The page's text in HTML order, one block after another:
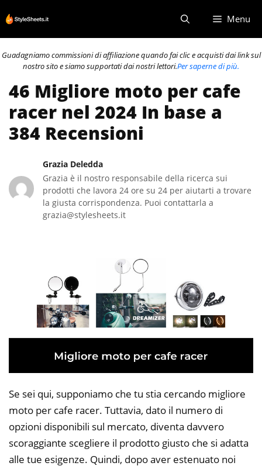
al
contenuto
Menu
Guadagniamo commissioni di affiliazione quando fai clic e acquisti dai link sul
nostro sito e siamo supportati dai nostri lettori.Per saperne di più.
46 Migliore moto per cafe
racer nel 2024 In base a
384 Recensioni
Grazia Deledda
Grazia è il nostro responsabile della ricerca sui
prodotti che lavora 24 ore su 24 per aiutarti a trovare
la giusta corrispondenza. Puoi contattarla a
grazia@stylesheets.it
Se sei qui, supponiamo che tu stia cercando migliore
moto per cafe racer. Tuttavia, dato il numero di
opzioni disponibili sul mercato, diventa davvero
scoraggiante scegliere il prodotto giusto che si adatta
alle tue esigenze. Quindi, dopo aver estenuato noi